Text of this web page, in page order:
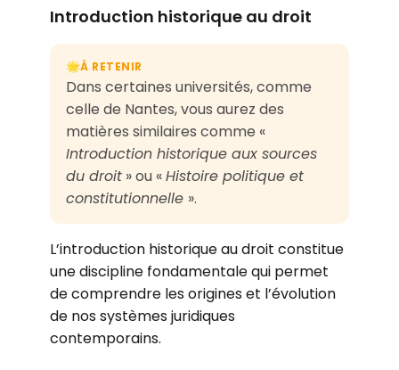
Introduction historique au droit
🌟À RETENIR
Dans certaines universités, comme
celle de Nantes, vous aurez des
matières similaires comme «
Introduction historique aux sources
du droit » ou «Histoire politique et
constitutionnelle ».
L’introduction historique au droit constitue
une discipline fondamentale qui permet
de comprendre les origines et l’évolution
de nos systèmes juridiques
contemporains.